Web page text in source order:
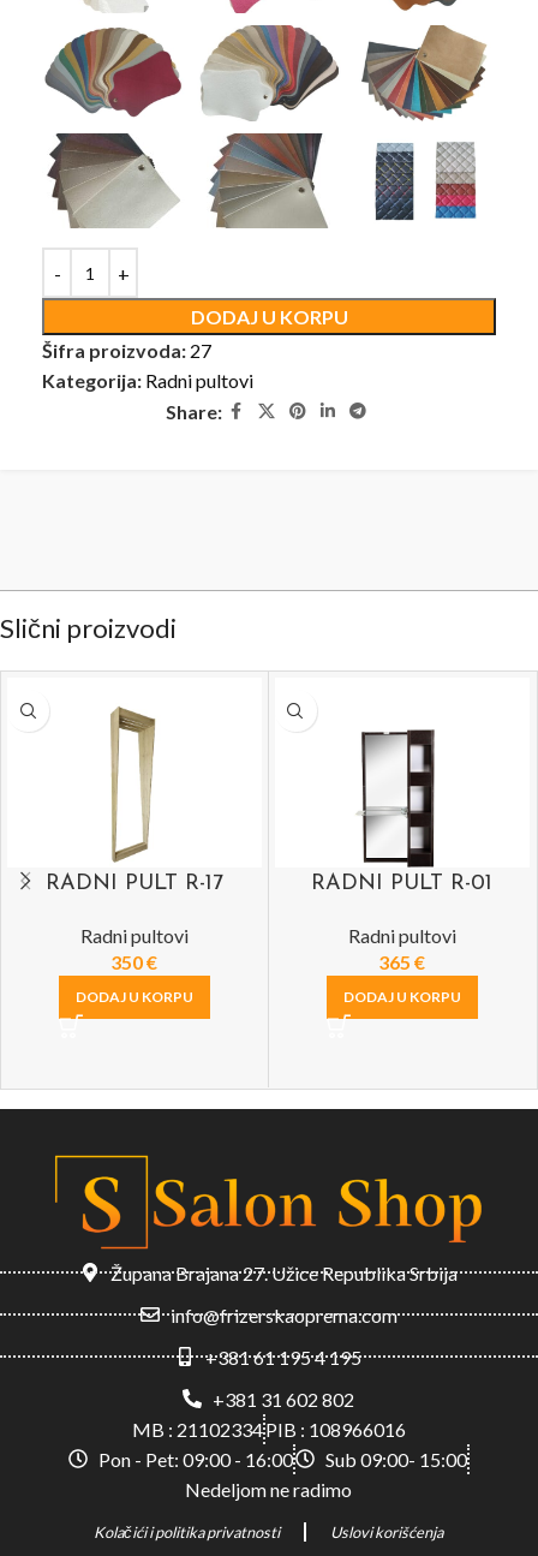
DODAJ U KORPU
Šifra proizvoda: 27
Kategorija: Radni pultovi
Share:
Slični proizvodi
RADNI PULT R-17
Radni pultovi
350€
DODAJ U KORPU
RADNI PULT R-01
Radni pultovi
365€
DODAJ U KORPU
Župana Brajana 27. Užice Republika Srbija
info@frizerskaoprema.com
+381 61 195 4 195
+381 31 602 802
MB : 21102334PIB : 108966016
Pon - Pet: 09:00 - 16:00
Sub 09:00- 15:00
Nedeljom ne radimo
Kolačići i politika privatnosti Uslovi korišćenja